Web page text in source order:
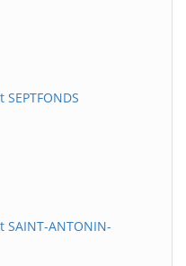
ANTONIN-